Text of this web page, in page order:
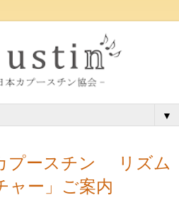
▼
プースチン リズム
ャー」ご案内